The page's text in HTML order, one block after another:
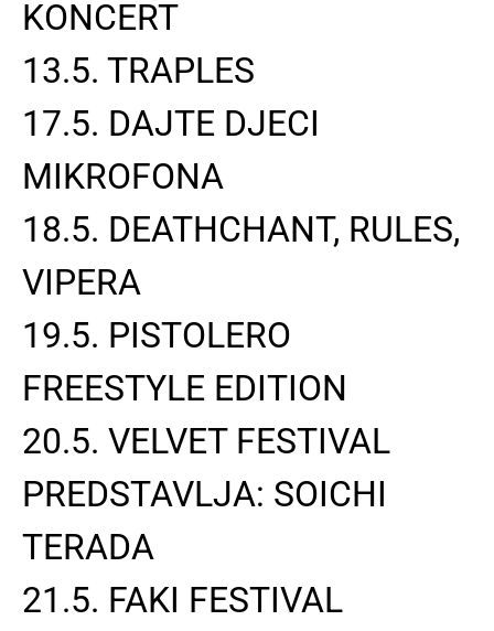
KONCERT
13.5. TRAPLES
17.5. DAJTE DJECI
MIKROFONA
18.5. DEATHCHANT, RULES,
VIPERA
19.5. PISTOLERO
FREESTYLE EDITION
20.5. VELVET FESTIVAL
PREDSTAVLJA: SOICHI
TERADA
21.5. FAKI FESTIVAL